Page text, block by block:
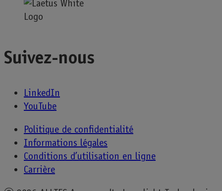
Suivez-nous
LinkedIn
YouTube
Politique de confidentialité
Informations légales
Conditions d’utilisation en ligne
Carrière